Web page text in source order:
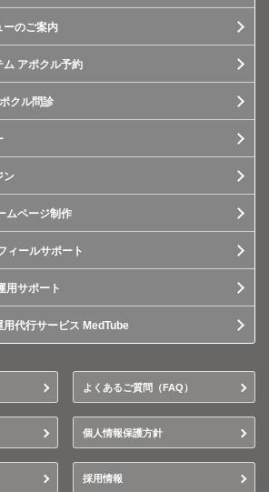
ーのご案内
ム アポクル予約
クル問診
ン
ムページ制作
ィールサポート
用サポート
代行サービス MedTube
よくあるご質問（FAQ）
個人情報保護方針
採用情報